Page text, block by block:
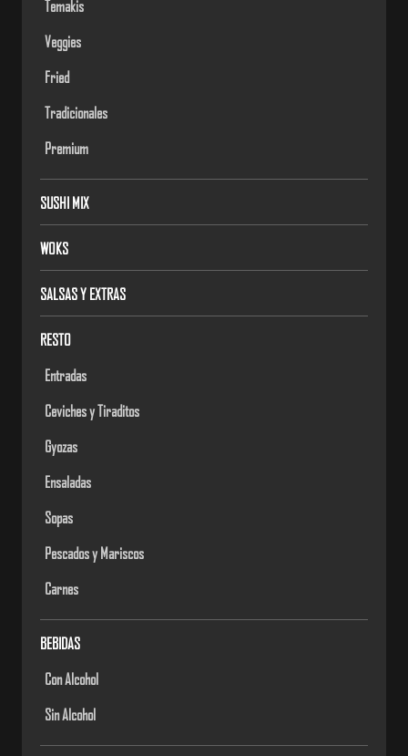
Temakis
Veggies
Fried
Tradicionales
Premium
SUSHI MIX
WOKS
SALSAS Y EXTRAS
RESTO
Entradas
Ceviches y Tiraditos
Gyozas
Ensaladas
Sopas
Pescados y Mariscos
Carnes
BEBIDAS
Con Alcohol
Sin Alcohol